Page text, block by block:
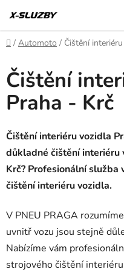
na
obsah
Domů
/ Automoto / Čištění
Čištění
Praha - Krč
Čištění interiéru vozidla
důkladné čištění interiéru
Krč? Profesionální
čištění interiéru vozidla.
V PNEU PRAGA
uvnitř vozu jsou stejně
Nabízíme vám
strojového čištění